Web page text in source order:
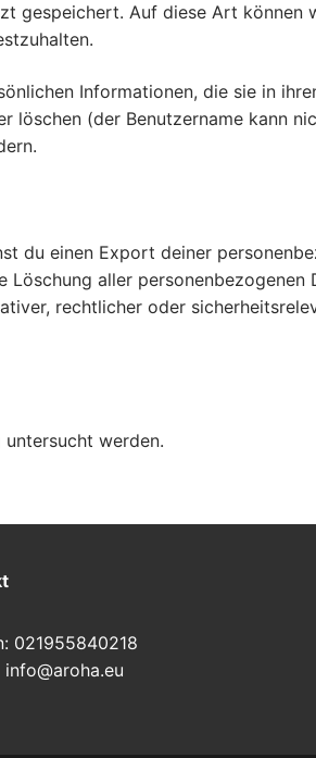
gespeichert. Auf diese Art können
Informationen, die sie in
löschen (der Benutzername kann
du einen Export deiner
aller personenbezogenen
rechtlicher oder
werden.
021955840218
info@aroha.eu